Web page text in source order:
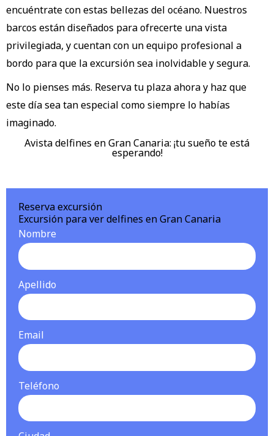
encuéntrate con estas bellezas del océano. Nuestros
barcos están diseñados para ofrecerte una vista
privilegiada, y cuentan con un equipo profesional a
bordo para que la excursión sea inolvidable y segura.
No lo pienses más. Reserva tu plaza ahora y haz que
este día sea tan especial como siempre lo habías
imaginado.
Avista delfines en Gran Canaria: ¡tu sueño te está
esperando!
Reserva excursión
Excursión para ver delfines en Gran Canaria
Nombre
Apellido
Email
Teléfono